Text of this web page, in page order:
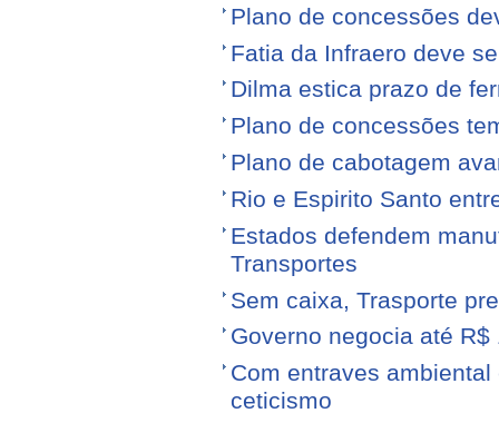
Plano de concessões
Fatia da Infraero deve
Dilma estica prazo de
Plano de concessões
Plano de cabotagem
Rio e Espirito Santo
Estados defendem
Transportes
Sem caixa, Trasporte
Governo negocia até
Com entraves
ceticismo